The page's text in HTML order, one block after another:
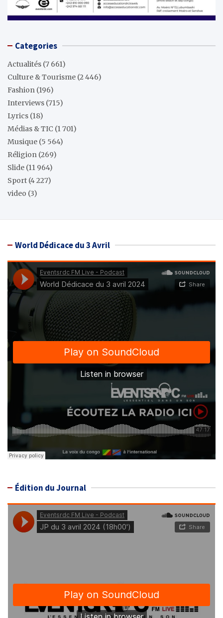
Categories
Actualités (7 661)
Culture & Tourisme (2 446)
Fashion (196)
Interviews (715)
Lyrics (18)
Médias & TIC (1 701)
Musique (5 564)
Réligion (269)
Slide (11 964)
Sport (4 227)
video (3)
World Dédicace du 3 Avril
Édition du Journal